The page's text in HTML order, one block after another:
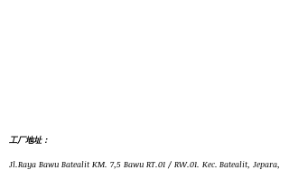
工厂地址：
Jl.Raya Bawu Batealit KM. 7,5 Bawu RT.01 / RW.01. Kec. Batealit, Jepara,